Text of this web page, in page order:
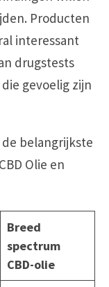
Producten
interessant
drugstests
gevoelig zijn
belangrijkste
Olie en
Breed
spectrum
CBD-olie